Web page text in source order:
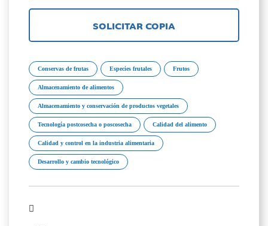
SOLICITAR COPIA
Conservas de frutas Especies frutales Frutos
Almacenamiento de alimentos
Almacenamiento y conservación de productos vegetales
Tecnología postcosecha o poscosecha Calidad del alimento
Calidad y control en la industria alimentaria
Desarrollo y cambio tecnológico